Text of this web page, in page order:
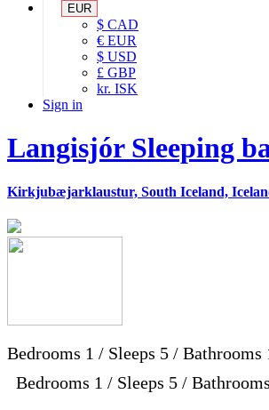
EUR
$ CAD
€ EUR
$ USD
£ GBP
kr. ISK
Sign in
Langisjór Sleeping
Kirkjubæjarklaustur, South Iceland,
Bedrooms 1 / Sleeps 5 / Bathrooms
Bedrooms 1 / Sleeps 5 /